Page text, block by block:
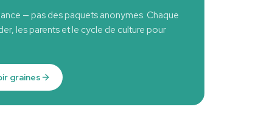
— pas des paquets anonymes. Chaque
les parents et le cycle de culture pour
graines